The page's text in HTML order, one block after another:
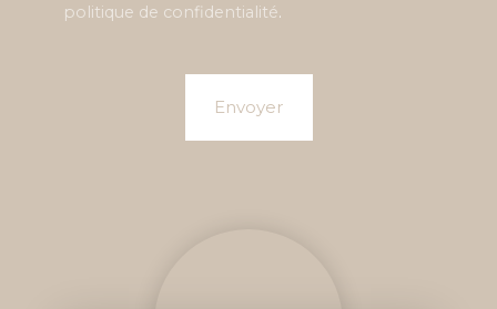
politique de confidentialité.
Envoyer